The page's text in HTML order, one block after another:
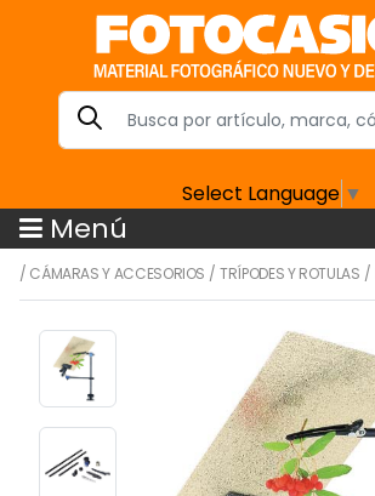
Select Language ▼
Menú
/ CÁMARAS Y ACCESORIOS /TRÍPODES Y ROTULAS /